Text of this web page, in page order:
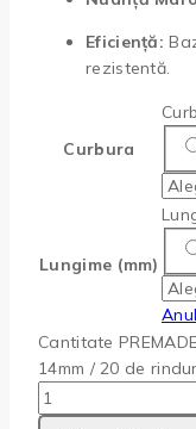
Eficiență:
rezistentă.
Curbura
Lungime (mm)
Cantitate
14mm / 20 de